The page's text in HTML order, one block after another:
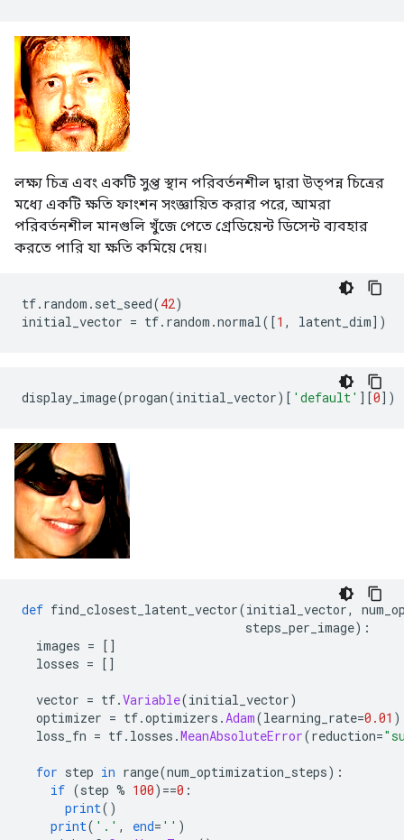
লক্ষ্য চিত্র এবং একটি সুপ্ত স্থান পরিবর্তনশীল দ্বারা উত্পন্ন চিত্রের
মধ্যে একটি ক্ষতি ফাংশন সংজ্ঞায়িত করার পরে, আমরা
পরিবর্তনশীল মানগুলি খুঁজে পেতে গ্রেডিয়েন্ট ডিসেন্ট ব্যবহার
করতে পারি যা ক্ষতি কমিয়ে দেয়।
tf. random . set_seed(42)
initial_vector = tf. random .normal([1 , latent_dim])
display_image(progan(initial_vector)[ 'default' ][0])
def find_closest_latent_vector(initial_vector,
steps_per_image):
images = []
losses = []
vector = tf.Variable(initial_vector)
optimizer = tf.optimizers .Adam(learning_rate=0.01 )
loss_fn = tf. losses .MeanAbsoluteError(reduction=
for step in range(num_optimization_steps):
if (step % 100)==0 :
print()
print( '.' , end= '' )